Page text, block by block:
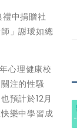
中捐贈社
」謝璦如總
心理健康校
注的性騷
預計於12月
樂中學習成